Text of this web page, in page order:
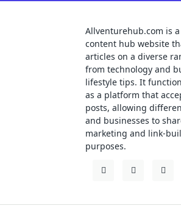
Allventurehub.com is
content hub website
articles on a diverse
from technology and
lifestyle tips. It
as a platform that
posts, allowing
and businesses to
marketing and link-
purposes.